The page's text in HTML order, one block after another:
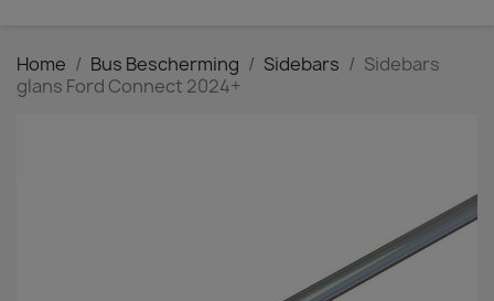
Home Bus Bescherming Sidebars
Sidebars
glans Ford Connect 2024+